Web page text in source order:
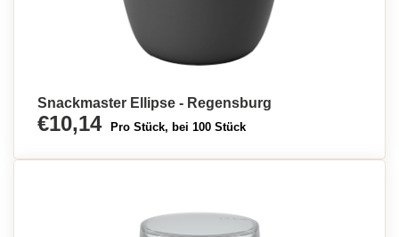
Snackmaster Ellipse - Regensburg
€10,14 Pro Stück, bei 100 Stück